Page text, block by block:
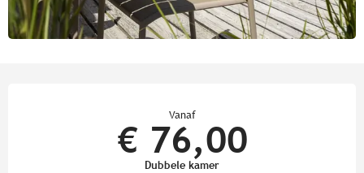
Vanaf
€ 76,00
Dubbele kamer